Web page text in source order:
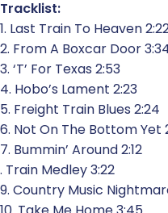
Tracklist:
1. Last Train To Heaven
2. From A Boxcar Door
3. ‘T’ For Texas 2:53
4. Hobo’s Lament 2:23
5. Freight Train Blues 2:24
6. Not On The Bottom Yet
7. Bummin’ Around 2:12
. Train Medley 3:22
9. Country Music